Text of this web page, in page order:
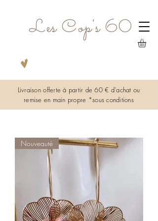
Les Cop's 60
Livraison offerte à partir de 60 € d'achat ou
remise en main propre *sousconditions
Nouveauté